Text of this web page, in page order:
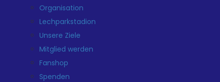
Organisation
Lechparkstadion
Unsere Ziele
Mitglied werden
Fanshop
Spenden